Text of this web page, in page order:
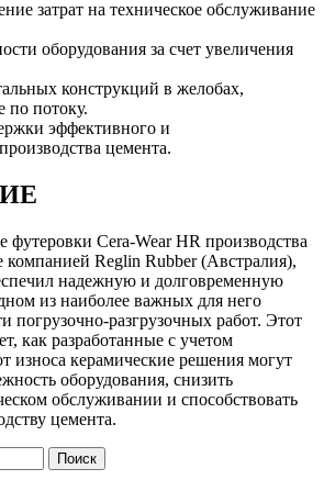
затрат на техническое обслуживание
оборудования за счет увеличения
конструкций в желобах,
по потоку.
эффективного и
цемента.
футеровки Cera-Wear HR производства
компанией Reglin Rubber (Австралия),
надежную и долговременную
из наиболее важных для него
погрузочно-разгрузочных работ. Этот
как разработанные с учетом
износа керамические решения могут
оборудования, снизить
обслуживании и способствовать
цемента.
Поиск